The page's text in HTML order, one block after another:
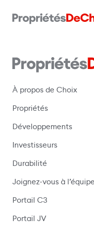
À propos de Choix
Propriétés
Développements
Investisseurs
Durabilité
Joignez-vous à l’équipe
Portail C3
Portail JV(s’ouvre